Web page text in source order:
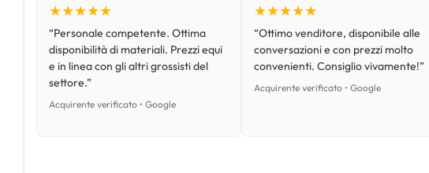
★★★★★
“Personale competente. Ottima
disponibilità di materiali. Prezzi equi
e in linea con gli altri grossisti del
settore.”
Acquirente verificato • Google
★★★★★
“Ottimo venditore, disponibile alle
conversazioni e con prezzi molto
convenienti. Consiglio vivamente!”
Acquirente verificato • Google